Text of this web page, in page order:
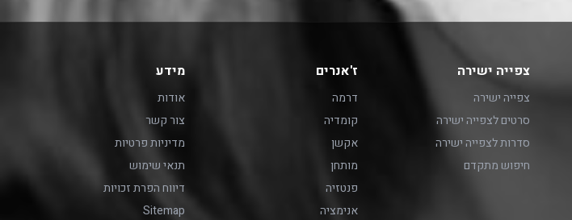
צפייה ישירה
צפייה ישירה
סרטים לצפייה ישירה
סדרות לצפייה ישירה
חיפוש מתקדם
ז'אנרים
דרמה
קומדיה
אקשן
מותחן
פנטזיה
אנימציה
מידע
אודות
צור קשר
מדיניות פרטיות
תנאי שימוש
דיווח הפרת זכויות
Sitemap